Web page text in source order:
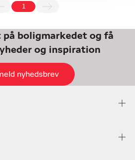
på boligmarkedet og få
og inspiration
nyhedsbrev